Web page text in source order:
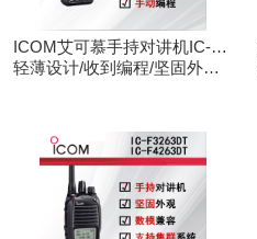
ICOM艾可慕手持对讲机IC-
V86/U86
轻薄设计/收到编程/坚固外观/